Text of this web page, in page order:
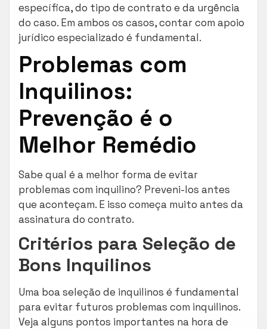
específica, do tipo de contrato e da urgência
do caso. Em ambos os casos, contar com apoio
jurídico especializado é fundamental.
Problemas com
Inquilinos:
Prevenção é o
Melhor Remédio
Sabe qual é a melhor forma de evitar
problemas com inquilino? Preveni-los antes
que aconteçam. E isso começa muito antes da
assinatura do contrato.
Critérios para Seleção de
Bons Inquilinos
Uma boa seleção de inquilinos é fundamental
para evitar futuros problemas com inquilinos.
Veja alguns pontos importantes na hora de